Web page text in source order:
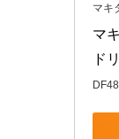
マキ
マ
ド